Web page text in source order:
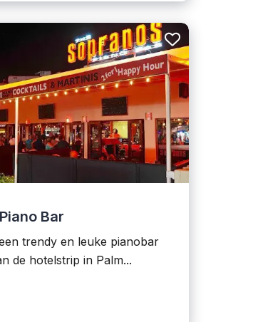
Bar
trendy en leuke pianobar
de hotelstrip in Palm...